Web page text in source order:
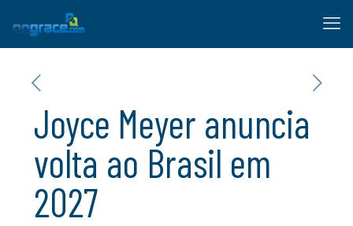
Joyce Meyer anuncia
volta ao Brasil em
2027